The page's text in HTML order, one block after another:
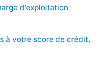
d'exploitation
à votre score de crédit,